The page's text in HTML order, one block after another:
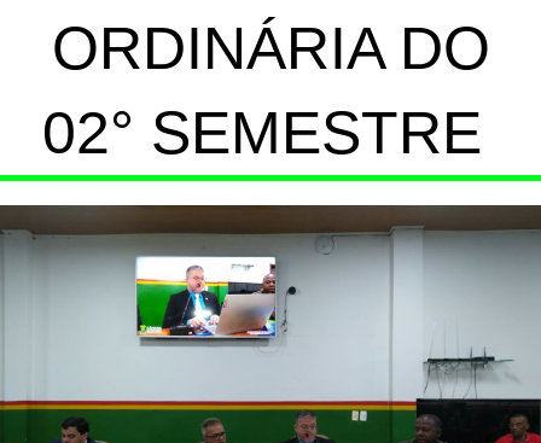
ORDINÁRIA DO
02° SEMESTRE